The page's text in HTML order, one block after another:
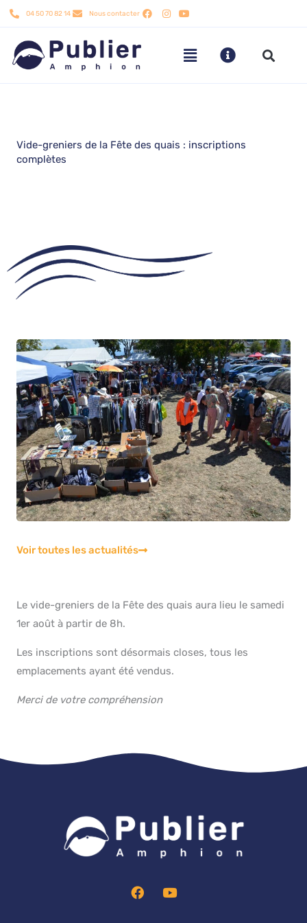
Aller
contenu
04 50 70 82 14 Nous contacter
Vide-greniers de la Fête des quais : inscriptions
complètes
Voir toutes les actualités
Le vide-greniers de la Fête des quais aura lieu le samedi
1er août à partir de 8h.
Les inscriptions sont désormais closes, tous les
emplacements ayant été vendus.
Merci de votre compréhension
F
a
Y
o